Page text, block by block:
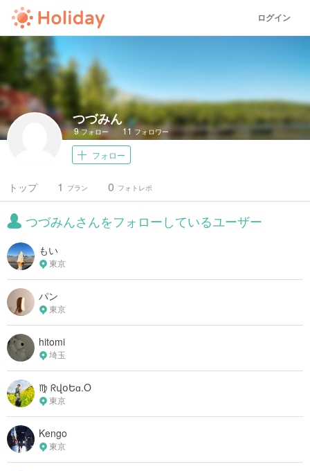
ログイン
つづみん
9フォロー 11フォロワー
フォロー
トップ プラン
1 フォトレポ
0
つづみんさんをフォローしているユーザー
もい
東京
パン
東京
hitomi
埼玉
♍︎ ᖇվօԵɑ.O
東京
Kengo
東京